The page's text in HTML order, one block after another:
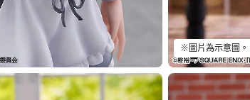
※圖片為示意圖。